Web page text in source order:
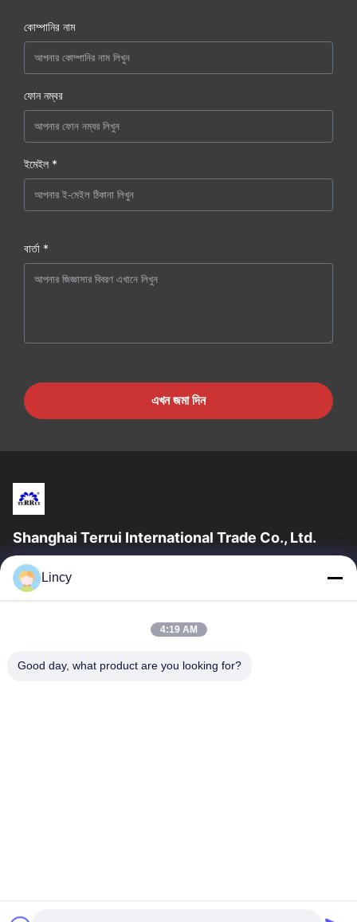
কোম্পানির নাম
ফোন নম্বর
ইমেইল *
বার্তা *
এখন জমা দিন
Shanghai Terrui International Trade Co., Ltd.
সাংহাই টেরুই ইন্টারন্যাশনাল ট্রেড কোং লিমিটেড ২০০২ সালে প্রতিষ্ঠিত হয়েছিল যা গবাদি
পশুর সরঞ্জাম বিকাশ, উত্পাদন এবং বিক্রয়ের ক্ষেত্রে বিশেষীকরণ...
গুরুত্বপূর্ণ সংযোগ
পণ্য
আমাদের সম্পর্কে
মান নিয়ন্ত্রণ
Lincy
4:19 AM
Good day, what product are you looking for?